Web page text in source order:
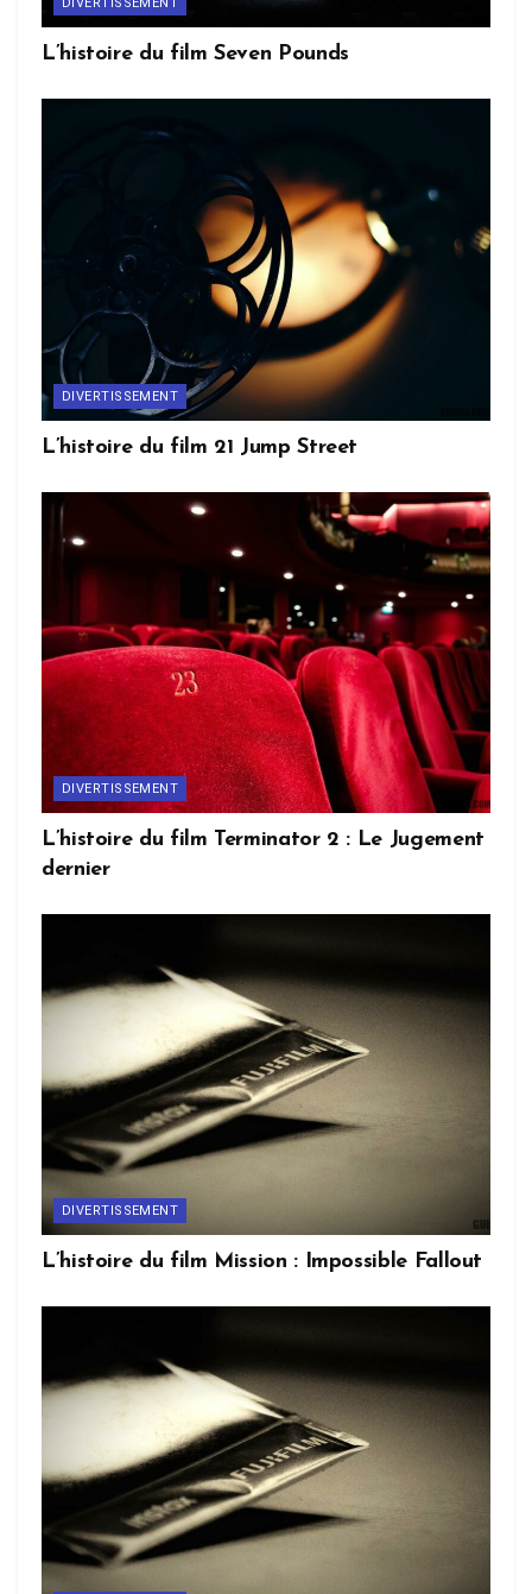
DIVERTISSEMENT
L’histoire du film Seven Pounds
DIVERTISSEMENT
L’histoire du film 21 Jump Street
DIVERTISSEMENT
L’histoire du film Terminator 2 : Le Jugement
dernier
DIVERTISSEMENT
L’histoire du film Mission : Impossible Fallout